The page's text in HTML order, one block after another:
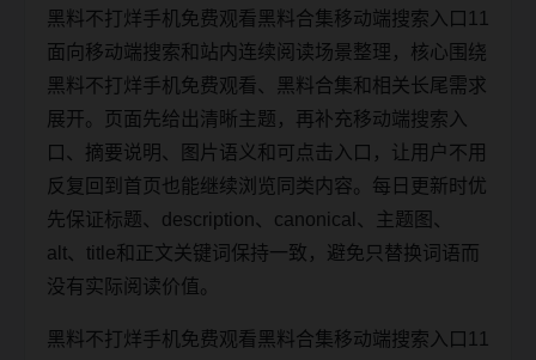
黑料不打烊手机免费观看黑料合集移动端搜索入口11
面向移动端搜索和站内连续阅读场景整理，核心围绕
黑料不打烊手机免费观看、黑料合集和相关长尾需求
展开。页面先给出清晰主题，再补充移动端搜索入
口、摘要说明、图片语义和可点击入口，让用户不用
反复回到首页也能继续浏览同类内容。每日更新时优
先保证标题、description、canonical、主题图、
alt、title和正文关键词保持一致，避免只替换词语而
没有实际阅读价值。
黑料不打烊手机免费观看黑料合集移动端搜索入口11